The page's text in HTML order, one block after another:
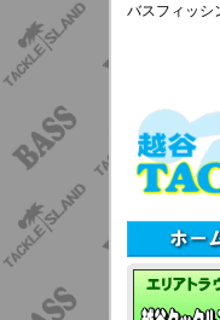
バスフィッ